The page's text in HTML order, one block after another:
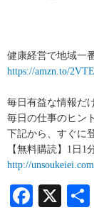
健康経営で地域一
https://amzn.to/
毎日有益な情報だ
毎日の仕事のヒン
下記から、すぐに
【無料購読】1日1
http://
X